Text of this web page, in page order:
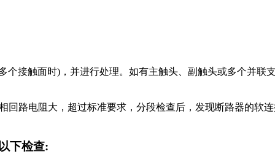
触面时)，并进行处理。如有主触头、副触头或多个并联
电阻大，超过标准要求，分段检查后，发现断路器的软
下检查: